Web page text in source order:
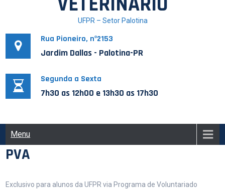
UFPR – Setor Palotina
Rua Pioneiro, nº2153
Jardim Dallas - Palotina-PR
Segunda a Sexta
7h30 as 12h00 e 13h30 as 17h30
Menu
PVA
Exclusivo para alunos da UFPR via Programa de Voluntariado